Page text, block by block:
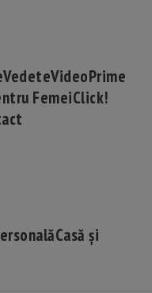
VedeteVideoPrime
FemeiClick!
Casă și